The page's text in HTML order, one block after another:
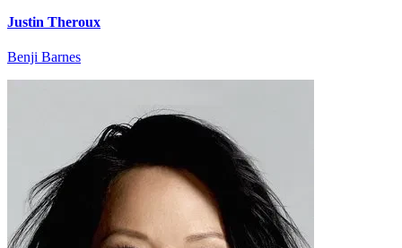
Justin Theroux
Benji Barnes